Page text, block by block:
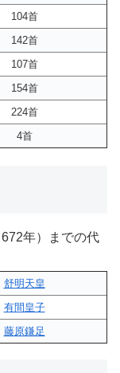
104首
142首
107首
154首
224首
4首
年）までの代
舒明天皇
有間皇子
藤原鎌足